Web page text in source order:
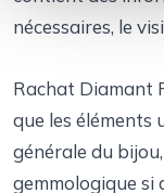
nécessaires, le
Rachat Diamant
que les éléments
générale du
gemmologique si